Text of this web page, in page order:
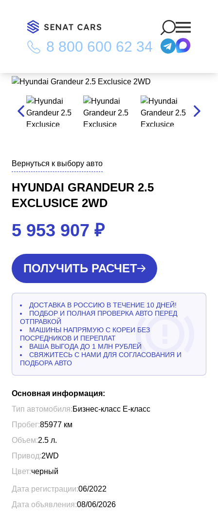
8 800 600 62 34
Главная Каталог/Hyundai Grandeur 2.5 Exclusice 2WD
Вернуться к выбору авто
HYUNDAI GRANDEUR 2.5
EXCLUSICE 2WD
5 953 907 ₽
ПОЛУЧИТЬ РАСЧЕТ
ДОСТАВКА В РОССИЮ В ТЕЧЕНИЕ 10 ДНЕЙ!
ПОДБОР И ПОЛНАЯ ПРОВЕРКА АВТО ПЕРЕД
ОТПРАВКОЙ
МАШИНЫ НАПРЯМУЮ С КОРЕИ БЕЗ
ПОСРЕДНИКОВ И ПЕРЕПЛАТ
ВАША ВЫГОДА ДО 1 МЛН РУБЛЕЙ
СВЯЖИТЕСЬ С НАМИ ДЛЯ СОГЛАСОВАНИЯ И
ПОДБОРА АВТО
Основная информация:
Тип автомобиля:Бизнес-класс Е-класс
Пробег:85977 км
Объем:2.5 л.
Привод:2WD
Цвет:черный
Дата регистрации:06/2022
Дата объявления:08/06/2026